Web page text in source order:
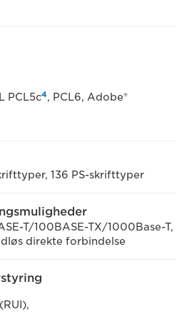
PCL5c4, PCL6, Adobe®
136 PS-skrifttyper
T/100BASE-TX/1000Base-T,
direkte forbindelse